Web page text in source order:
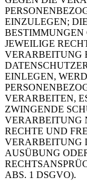
EINZULEGEN;
BESTIMMUNGEN
JEWEILIGE
VERARBEITUNG
EINLEGEN,
VERARBEITEN,
ZWINGENDE
VERARBEITUNG
RECHTE UND
VERARBEITUNG
AUSÜBUNG
ABS. 1 DSGVO).